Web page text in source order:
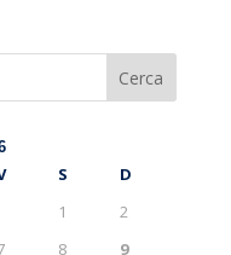
Cerca
S
D
1
2
8
9